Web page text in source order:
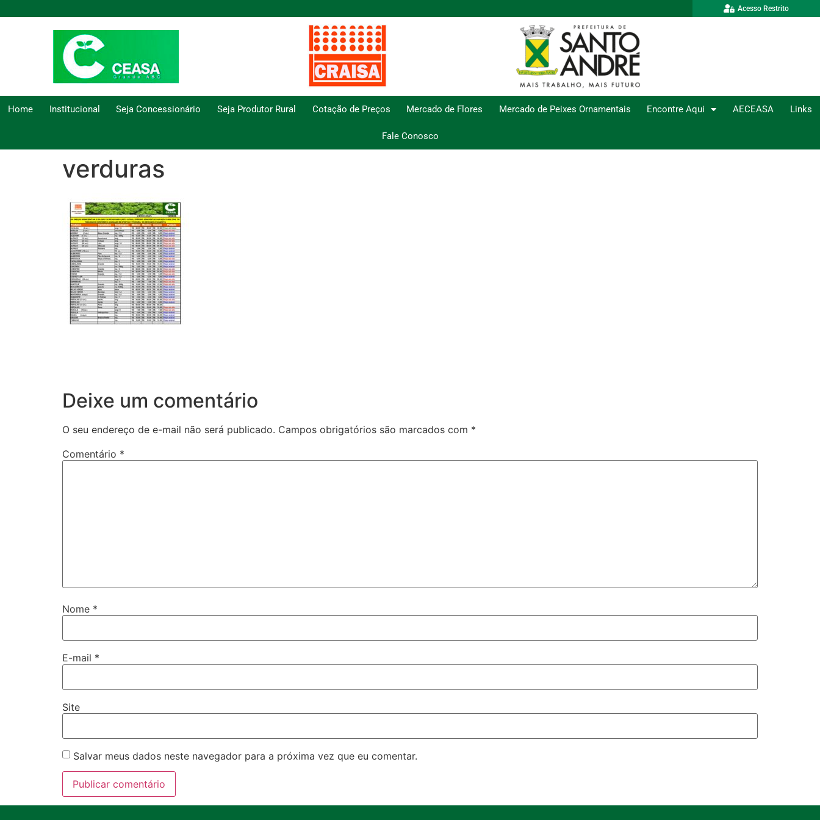
Acesso Restrito
Home Institucional Seja Concessionário Seja Produtor Rural Cotação de Preços Mercado de Flores Mercado de Peixes Ornamentais Encontre Aqui AECEASA Links
Fale Conosco
verduras
Deixe um comentário
O seu endereço de e-mail não será publicado. Campos obrigatórios são marcados com *
Comentário *
Nome *
E-mail *
Site
Salvar meus dados neste navegador para a próxima vez que eu comentar.